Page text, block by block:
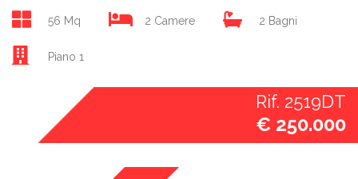
56 Mq 2 Camere 2 Bagni
Piano 1
Rif. 2519DT
€ 250.000